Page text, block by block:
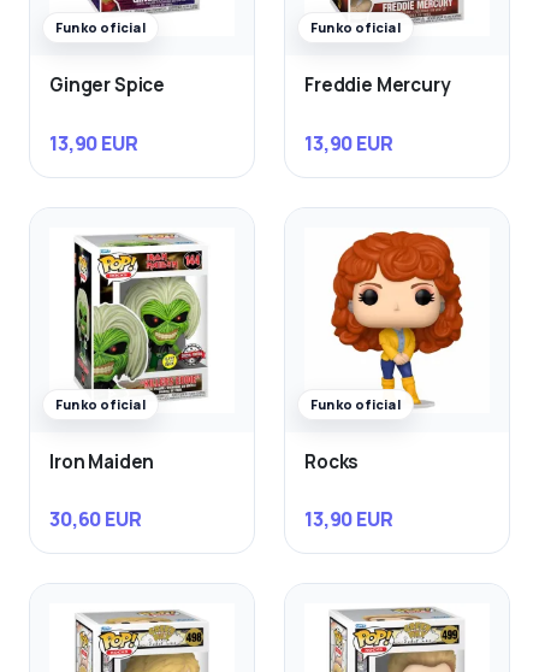
Funko oficial
Ginger Spice
13,90 EUR
Funko oficial
Freddie Mercury
13,90 EUR
Funko oficial
Iron Maiden
30,60 EUR
Funko oficial
Rocks
13,90 EUR